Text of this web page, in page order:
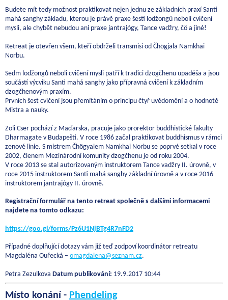
Budete mít tedy možnost praktikovat nejen jednu ze základních praxí Santi
mahá sanghy základu, kterou je právě praxe šesti lodžongů neboli cvičení
mysli, ale chybět nebudou ani praxe jantrajógy, Tance vadžry, čö a jiné!
Retreat je otevřen všem, kteří obdrželi transmisi od Čhögjala Namkhai
Norbu.
Sedm lodžongů neboli cvičení mysli patří k tradici dzogčhenu upadéša a jsou
součástí výcviku Santi mahá sanghy jako přípravná cvičení k základním
dzogčhenovým praxím.
Prvních šest cvičení jsou přemítáním o principu čtyř uvědomění a o hodnotě
Mistra a nauky.
Zoli Cser pochází z Maďarska, pracuje jako prorektor buddhistické fakulty
Dharmagate v Budapešti. V roce 1986 začal praktikovat buddhismus v rámci
zenové linie. S mistrem Čhögyalem Namkhai Norbu se poprvé setkal v roce
2002, členem Mezinárodní komunity dzogčhenu je od roku 2004.
V roce 2013 se stal autorizovaným instruktorem Tance vadžry II. úrovně, v
roce 2015 instruktorem Santi mahá sanghy základní úrovně a v roce 2016
instruktorem jantrajógy II. úrovně.
Registrační formulář na tento retreat společně s dalšími informacemi
najdete na tomto odkazu:
https://goo.gl/forms/Pz6U1NjBTg4R7nFD2
Případné doplňující dotazy vám již teď zodpoví koordinátor retreatu
Magdaléna Ouřecká – omagdalena@seznam.cz.
Petra Zezulkova Datum publikování: 19.9.2017 10:44
Místo konání - Phendeling